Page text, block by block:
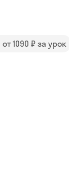
от 1090 ₽ за урок